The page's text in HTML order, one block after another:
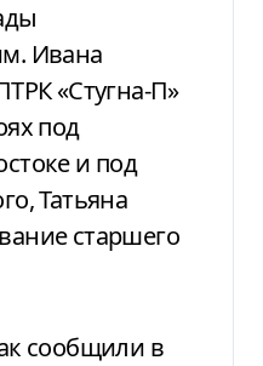
Ивана
«Стугна-П»
под
и под
Татьяна
старшего
сообщили в